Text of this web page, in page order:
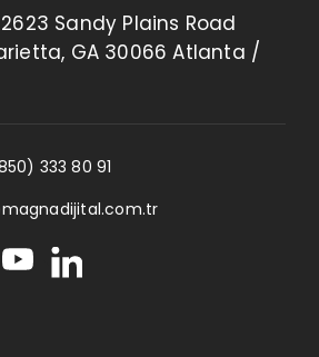
Sandy Plains Road
GA 30066 Atlanta /
333 80 91